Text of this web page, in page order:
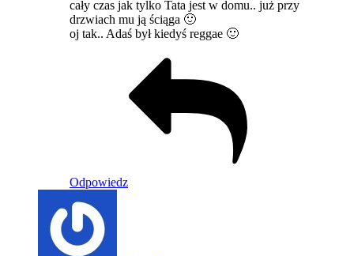
cały czas jak tylko Tata jest w domu.. już przy
drzwiach mu ją ściąga 🙂
oj tak.. Adaś był kiedyś reggae 🙂
Odpowiedz